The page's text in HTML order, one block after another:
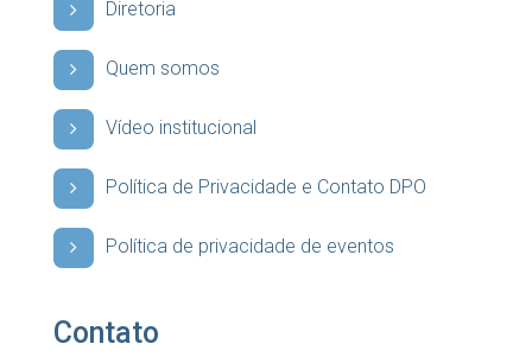
Diretoria
Quem somos
Vídeo institucional
Política de Privacidade e Contato DPO
Política de privacidade de eventos
Contato